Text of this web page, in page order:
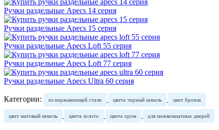
Ручки раздельные Apecs 14 серия
Ручки раздельные Apecs 15 серия
Ручки раздельные Apecs Loft 55 серия
Ручки раздельные Apecs Loft 77 серия
Ручки раздельные Apecs Ultra 60 серия
Категории: из нержавеющей стали цвета черный никель цвет бронза
цвет матовый никель цвета золото цвета хром для межкомнатных дверей